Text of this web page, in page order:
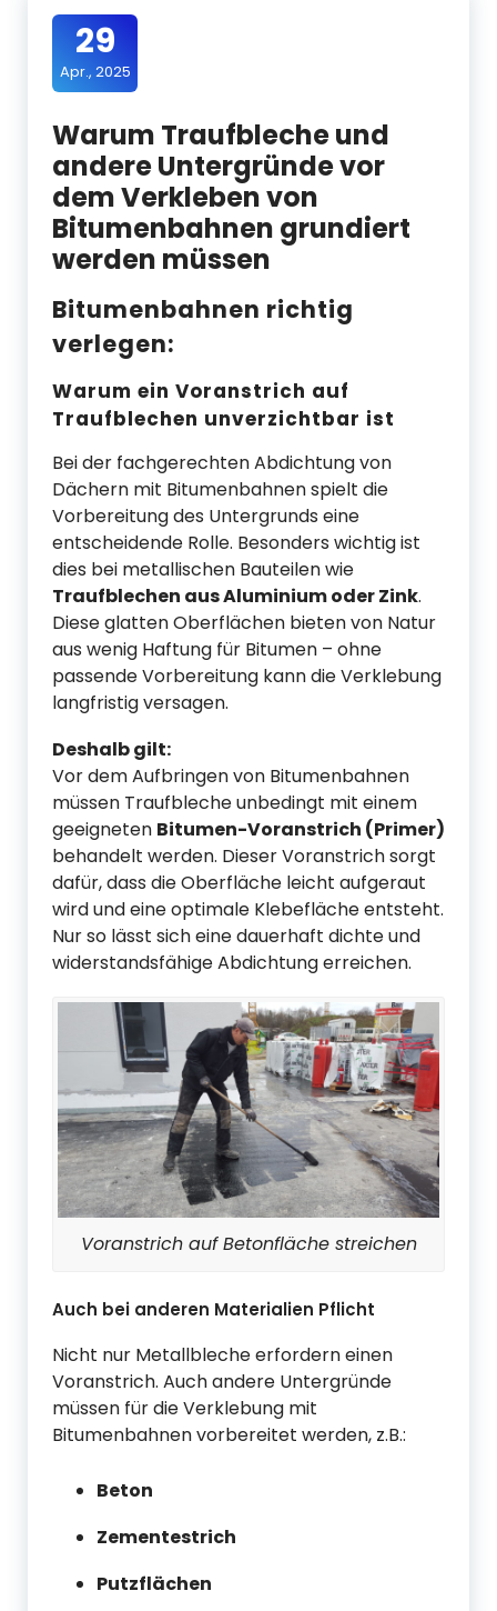
29
Apr., 2025
Warum Traufbleche und
andere Untergründe vor
dem Verkleben von
Bitumenbahnen grundiert
werden müssen
Bitumenbahnen richtig
verlegen:
Warum ein Voranstrich auf
Traufblechen unverzichtbar ist
Bei der fachgerechten Abdichtung von
Dächern mit Bitumenbahnen spielt die
Vorbereitung des Untergrunds eine
entscheidende Rolle. Besonders wichtig ist
dies bei metallischen Bauteilen wie
Traufblechen aus Aluminium oder Zink.
Diese glatten Oberflächen bieten von Natur
aus wenig Haftung für Bitumen – ohne
passende Vorbereitung kann die Verklebung
langfristig versagen.
Deshalb gilt:
Vor dem Aufbringen von Bitumenbahnen
müssen Traufbleche unbedingt mit einem
geeigneten Bitumen-Voranstrich (Primer)
behandelt werden. Dieser Voranstrich sorgt
dafür, dass die Oberfläche leicht aufgeraut
wird und eine optimale Klebefläche entsteht.
Nur so lässt sich eine dauerhaft dichte und
widerstandsfähige Abdichtung erreichen.
Voranstrich auf Betonfläche streichen
Auch bei anderen Materialien Pflicht
Nicht nur Metallbleche erfordern einen
Voranstrich. Auch andere Untergründe
müssen für die Verklebung mit
Bitumenbahnen vorbereitet werden, z.B.:
Beton
Zementestrich
Putzflächen